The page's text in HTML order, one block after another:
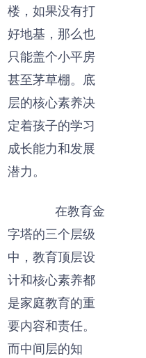
楼，如果没有打
好地基，那么也
只能盖个小平房
甚至茅草棚。底
层的核心素养决
定着孩子的学习
成长能力和发展
潜力。
在教育金
字塔的三个层级
中，教育顶层设
计和核心素养都
是家庭教育的重
要内容和责任。
而中间层的知